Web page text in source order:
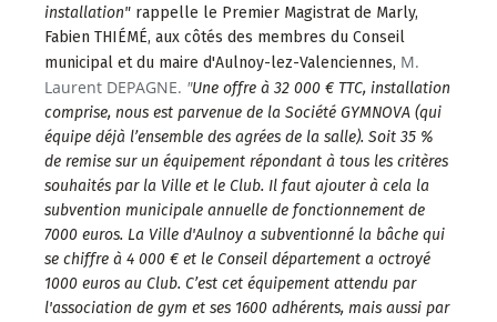
installation" rappelle le Premier Magistrat de Marly,
Fabien THIÉMÉ, aux côtés des membres du Conseil
municipal et du maire d'Aulnoy-lez-Valenciennes, M.
Laurent DEPAGNE. "Une offre à 32 000 € TTC, installation
comprise, nous est parvenue de la Société GYMNOVA (qui
équipe déjà l’ensemble des agrées de la salle). Soit 35 %
de remise sur un équipement répondant à tous les critères
souhaités par la Ville et le Club. Il faut ajouter à cela la
subvention municipale annuelle de fonctionnement de
7000 euros. La Ville d'Aulnoy a subventionné la bâche qui
se chiffre à 4 000 € et le Conseil département a octroyé
1000 euros au Club. C’est cet équipement attendu par
l'association de gym et ses 1600 adhérents, mais aussi par